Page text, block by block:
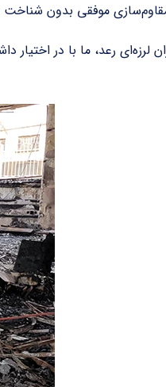
موفقی بدون شناخت
لرزه‌ای رعد، ما با در